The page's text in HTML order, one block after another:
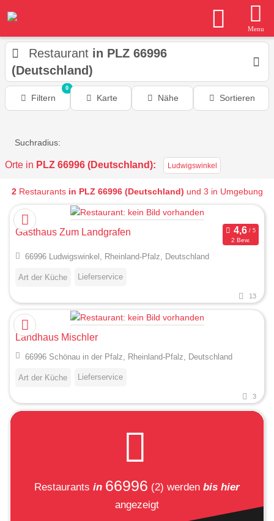
Menu
Restaurant in PLZ 66996
(Deutschland)
Filtern
0
Karte Nähe Sortieren
Suchradius:
Orte in PLZ 66996 (Deutschland): Ludwigswinkel
2Restaurants in PLZ 66996 (Deutschland) und 3 in Umgebung
Gasthaus Zum Landgrafen
2 Bew.
66996 Ludwigswinkel, Rheinland-Pfalz, Deutschland
Art der Küche Lieferservice
13
Landhaus Mischler
66996 Schönau in der Pfalz, Rheinland-Pfalz, Deutschland
Art der Küche Lieferservice
3
Restaurants in 66996 (2) werden bis hier
angezeigt